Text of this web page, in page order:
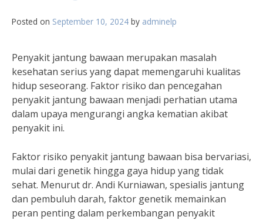
Posted on September 10, 2024 by adminelp
Penyakit jantung bawaan merupakan masalah
kesehatan serius yang dapat memengaruhi kualitas
hidup seseorang. Faktor risiko dan pencegahan
penyakit jantung bawaan menjadi perhatian utama
dalam upaya mengurangi angka kematian akibat
penyakit ini.
Faktor risiko penyakit jantung bawaan bisa bervariasi,
mulai dari genetik hingga gaya hidup yang tidak
sehat. Menurut dr. Andi Kurniawan, spesialis jantung
dan pembuluh darah, faktor genetik memainkan
peran penting dalam perkembangan penyakit